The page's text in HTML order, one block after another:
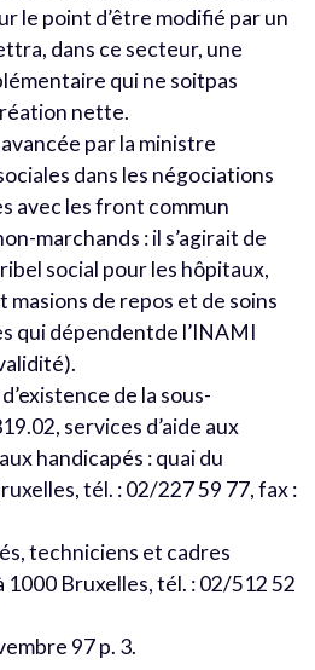
le point d’être modifié par un
dans ce secteur, une
qui ne soitpas
nette.
par la ministre
dans les négociations
avec les front commun
marchands : il s’agirait de
social pour les hôpitaux,
masions de repos et de soins
qui dépendentde l’INAMI
de la sous-
services d’aide aux
handicapés : quai du
tél. : 02/227 59 77, fax :
techniciens et cadres
1000 Bruxelles, tél. : 02/512 52
97 p. 3.